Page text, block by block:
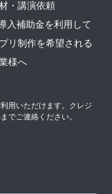
・講演依頼
入補助金を利用して
リ制作を希望される
様へ
用いただけます。クレジ
でご連絡ください。